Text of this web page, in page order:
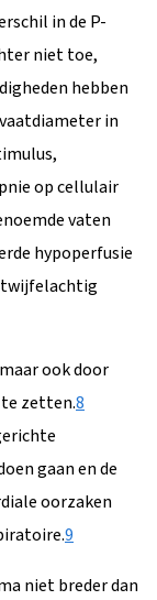
in de P-
niet toe,
hebben
in
op cellulair
vaten
hypoperfusie
twijfelachtig
ook door
zetten.8
gaan en de
oorzaken
9
niet breder dan